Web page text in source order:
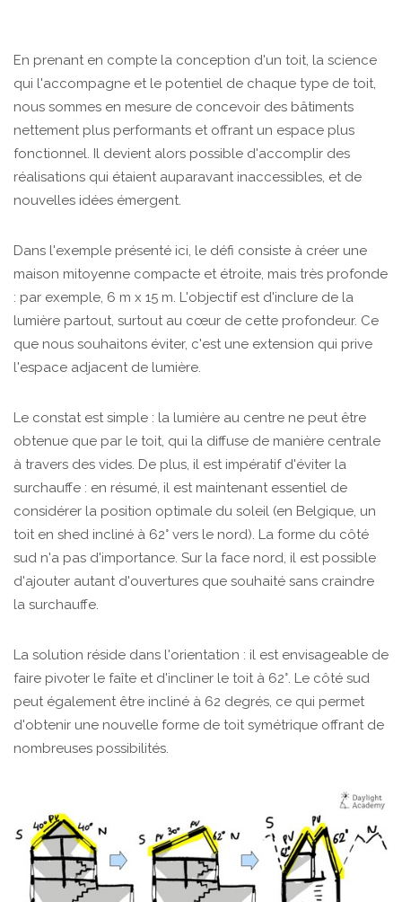
En prenant en compte la conception d'un toit, la science
qui l'accompagne et le potentiel de chaque type de toit,
nous sommes en mesure de concevoir des bâtiments
nettement plus performants et offrant un espace plus
fonctionnel. Il devient alors possible d'accomplir des
réalisations qui étaient auparavant inaccessibles, et de
nouvelles idées émergent.
Dans l'exemple présenté ici, le défi consiste à créer une
maison mitoyenne compacte et étroite, mais très profonde
: par exemple, 6 m x 15 m. L'objectif est d'inclure de la
lumière partout, surtout au cœur de cette profondeur. Ce
que nous souhaitons éviter, c'est une extension qui prive
l'espace adjacent de lumière.
Le constat est simple : la lumière au centre ne peut être
obtenue que par le toit, qui la diffuse de manière centrale
à travers des vides. De plus, il est impératif d'éviter la
surchauffe : en résumé, il est maintenant essentiel de
considérer la position optimale du soleil (en Belgique, un
toit en shed incliné à 62° vers le nord). La forme du côté
sud n'a pas d'importance. Sur la face nord, il est possible
d'ajouter autant d'ouvertures que souhaité sans craindre
la surchauffe.
La solution réside dans l'orientation : il est envisageable de
faire pivoter le faîte et d'incliner le toit à 62°. Le côté sud
peut également être incliné à 62 degrés, ce qui permet
d'obtenir une nouvelle forme de toit symétrique offrant de
nombreuses possibilités.